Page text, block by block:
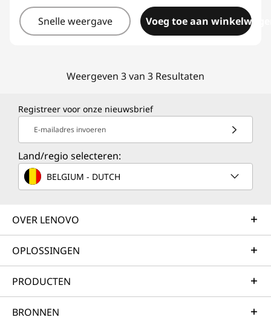
Snelle weergave Voeg toe aan
Weergeven 3 van 3 Resultaten
Registreer voor onze nieuwsbrief
E-mailadres invoeren
Land/regio selecteren:
BELGIUM - DUTCH
OVER LENOVO
OPLOSSINGEN
PRODUCTEN
BRONNEN